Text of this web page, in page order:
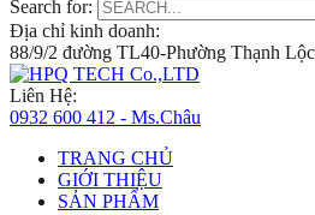
Search for:
Địa chỉ kinh doanh:
88/9/2 đường TL40-Phường Thạnh
Liên Hệ:
0932 600 412 - Ms.Châu
TRANG CHỦ
GIỚI THIỆU
SẢN PHẨM